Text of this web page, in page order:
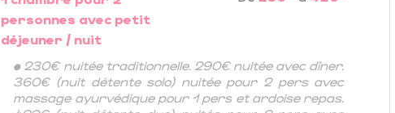
personnes avec petit
déjeuner / nuit
• 230€ nuitée traditionnelle. 290€ nuitée avec dîner.
360€ (nuit détente solo) nuitée pour 2 pers avec
massage ayurvédique pour 1 pers et ardoise repas.